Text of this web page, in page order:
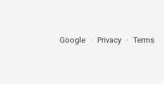
Google Privacy Terms